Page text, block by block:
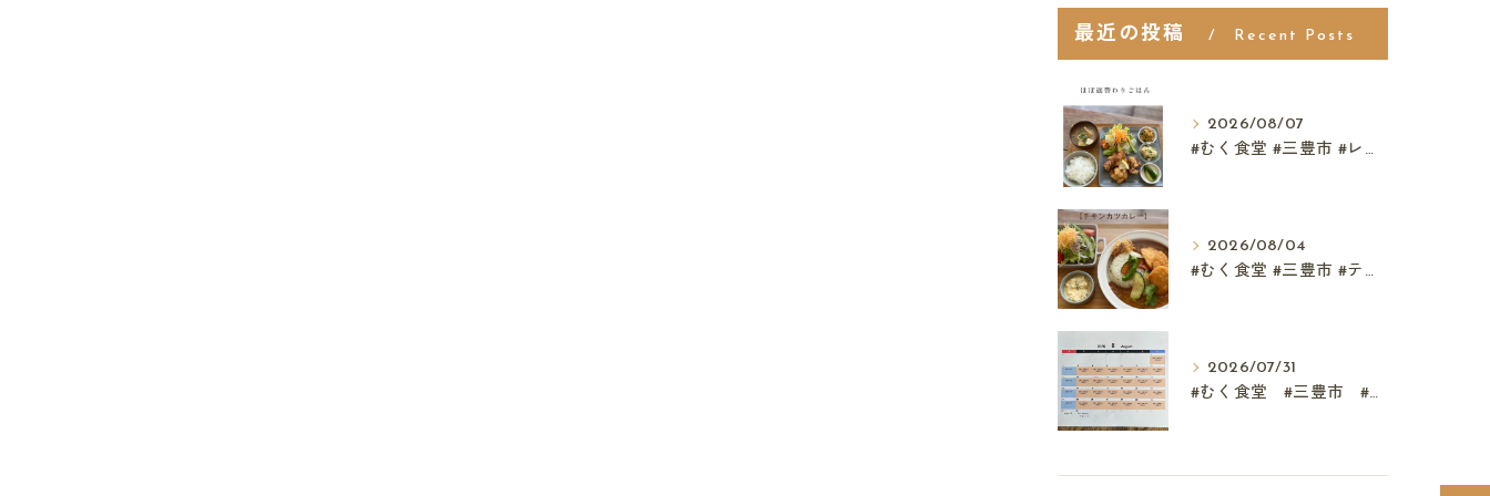
最近の投稿 Recent Posts
2026/08/07
#むく食堂 #三豊市 #レストラン #テイクアウト #父...
2026/08/04
#むく食堂 #三豊市 #テイクアウト #高屋神社 #...
2026/07/31
#むく食堂 #三豊市 #レストラン #ランチ #スウィーツ